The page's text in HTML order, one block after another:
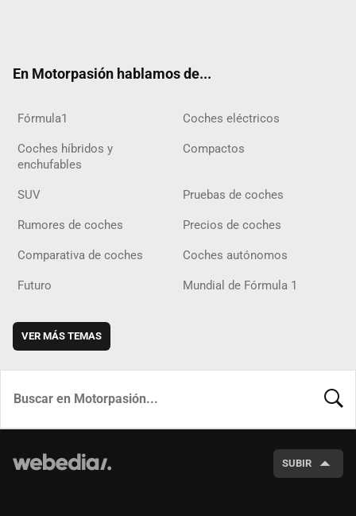
En Motorpasión hablamos de...
Fórmula1 Coches eléctricos
Coches híbridos y
enchufables
Compactos
SUV Pruebas de coches
Rumores de coches Precios de coches
Comparativa de coches Coches autónomos
Futuro Mundial de Fórmula 1
VER MÁS TEMAS
SUBIR